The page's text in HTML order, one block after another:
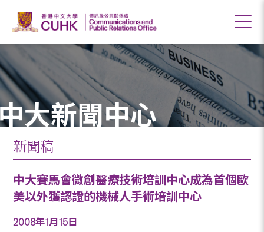
大新聞中心
新聞稿
中大賽馬會微創醫療技術培訓中心成為首個歐
美以外獲認證的機械人手術培訓中心
2008年1月15日